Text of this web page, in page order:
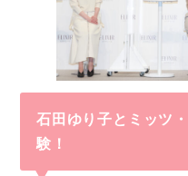
石田ゆり子とミッツ
験！